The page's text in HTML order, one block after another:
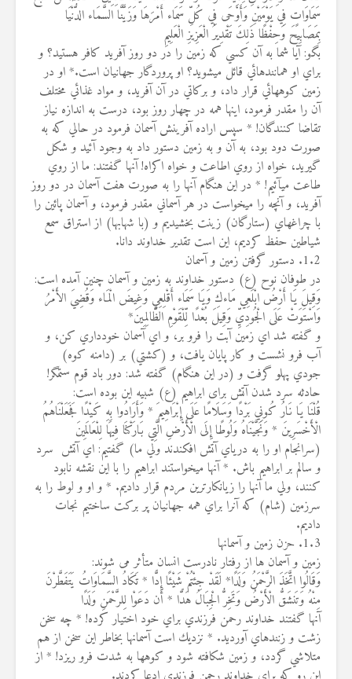
سَمَاوَاتٍ فِي يَوْمَيْنِ وَأَوْحَى فِي كُلِّ سَمَاء أَمْرَهَا وَزَيَّنَّا السَّمَاء الدُّنْيَا
بِمَصَابِيحَ وَحِفْظًا ذَلِكَ تَقْدِيرُ الْعَزِيزِ الْعَلِيمِ
بگو: آيا شما به آن كسي كه زمين را در دو روز آفريد كافر هستيد؟ و
براي او همانندهائي قائل مي‏شويد؟ او پروردگار جهانيان است.* او در
زمين كوههائي قرار داد، و بركاتي در آن آفريد، و مواد غذائي مختلف
آن را مقدر فرمود، اينها همه در چهار روز بود، درست به اندازه نياز
تقاضا كنندگان! * سپس اراده آفرينش آسمان فرمود در حالي كه به
صورت دود بود، به آن و به زمين دستور داد به وجود آئيد و شكل
گيريد، خواه از روي اطاعت و خواه اكراه! آنها گفتند: ما از روي
طاعت مي‏آئيم! * در اين هنگام آنها را به صورت هفت آسمان در دو روز
آفريد، و آنچه را مي‏خواست در هر آسماني مقدر فرمود، و آسمان پائين را
با چراغهاي (ستارگان) زينت بخشيديم و (با شهابها) از استراق سمع
شياطين حفظ كرديم، اين است تقدير خداوند دانا.
1.2. دستور گرفتن زمین و آسمان
در طوفان نوح (ع) دستور خداوند به زمین و آسمان چنین آمده است:
وَقِيلَ يَا أَرْضُ ابْلَعِي مَاءكِ وَيَا سَمَاء أَقْلِعِي وَغِيضَ الْمَاء وَقُضِيَ الأَمْرُ
وَاسْتَوَتْ عَلَى الْجُودِيِّ وَقِيلَ بُعْدًا لِّلْقَوْمِ الظَّالِمِينَ*
و گفته شد اي زمين آبت را فرو بر، و اي آسمان خودداري كن، و
آب فرو نشست و كار پايان يافت، و (كشتي) بر (دامنه كوه)
جودي پهلو گرفت و (در اين هنگام) گفته شد: دور باد قوم ستمگر!
حادثه سرد شدن آتش برای ابراهیم (ع) شبیه این بوده است:
قُلْنَا يَا نَارُ كُونِي بَرْدًا وَسَلَامًا عَلَى إِبْرَاهِيمَ * وَأَرَادُوا بِهِ كَيْدًا فَجَعَلْنَاهُمُ
الْأَخْسَرِينَ * وَنَجَّيْنَاهُ وَلُوطًا إِلَى الْأَرْضِ الَّتِي بَارَكْنَا فِيهَا لِلْعَالَمِينَ
(سرانجام او را به درياي آتش افكندند ولي ما) گفتيم: اي آتش ‍ سرد
و سالم بر ابراهيم باش. * آنها ميخواستند ابراهيم را با اين نقشه نابود
كنند، ولي ما آنها را زيانكارترين مردم قرار داديم. * و او و لوط را به
سرزمين (شام) كه آنرا براي همه جهانيان پر بركت ساختيم نجات
داديم.
1.3. حزن زمین و آسمانها
زمین و آسمان ها از رفتار نادرست انسان متأثر می شوند:
وَقَالُوا اتَّخَذَ الرَّحْمَنُ وَلَدًا* لَقَدْ جِئْتُمْ شَيْئًا إِدًّا * تَكَادُ السَّمَاوَاتُ يَتَفَطَّرْنَ
مِنْهُ وَتَنشَقُّ الْأَرْضُ وَتَخِرُّ الْجِبَالُ هَدًّا * أَن دَعَوْا لِلرَّحْمَنِ وَلَدًا
آنها گفتند خداوند رحمن فرزندي براي خود اختيار كرده! * چه سخن
زشت و زنندهاي آورديد. * نزديك است آسمانها بخاطر اين سخن از هم
متلاشي گردد، و زمين شكافته شود و كوهها به شدت فرو ريزد! * از